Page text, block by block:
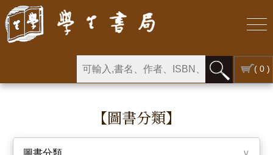
( 0 )
【圖書分類】
圖書分類 ∨